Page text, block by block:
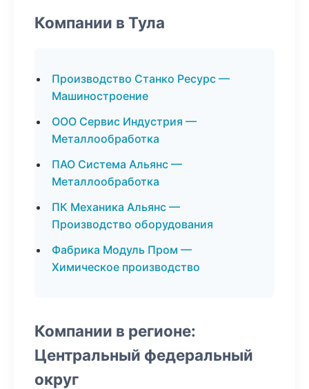
Компании в Тула
Производство Станко Ресурс —
Машиностроение
ООО Сервис Индустрия —
Металлообработка
ПАО Система Альянс —
Металлообработка
ПК Механика Альянс —
Производство оборудования
Фабрика Модуль Пром —
Химическое производство
Компании в регионе:
Центральный федеральный
округ